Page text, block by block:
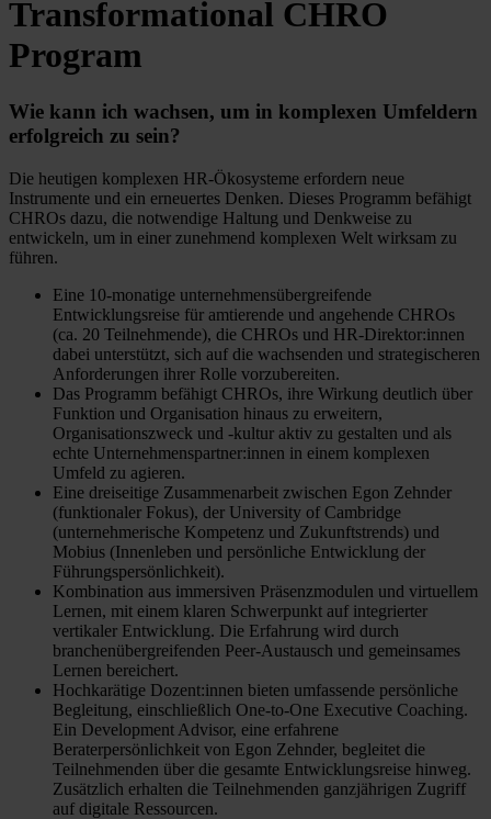
Transformational CHRO
Program
Wie kann ich wachsen, um in komplexen Umfeldern
erfolgreich zu sein?
Die heutigen komplexen HR-Ökosysteme erfordern neue
Instrumente und ein erneuertes Denken. Dieses Programm befähigt
CHROs dazu, die notwendige Haltung und Denkweise zu
entwickeln, um in einer zunehmend komplexen Welt wirksam zu
führen.
Eine 10-monatige unternehmensübergreifende
Entwicklungsreise für amtierende und angehende CHROs
(ca. 20 Teilnehmende), die CHROs und HR-Direktor:innen
dabei unterstützt, sich auf die wachsenden und strategischeren
Anforderungen ihrer Rolle vorzubereiten.
Das Programm befähigt CHROs, ihre Wirkung deutlich über
Funktion und Organisation hinaus zu erweitern,
Organisationszweck und -kultur aktiv zu gestalten und als
echte Unternehmenspartner:innen in einem komplexen
Umfeld zu agieren.
Eine dreiseitige Zusammenarbeit zwischen Egon Zehnder
(funktionaler Fokus), der University of Cambridge
(unternehmerische Kompetenz und Zukunftstrends) und
Mobius (Innenleben und persönliche Entwicklung der
Führungspersönlichkeit).
Kombination aus immersiven Präsenzmodulen und virtuellem
Lernen, mit einem klaren Schwerpunkt auf integrierter
vertikaler Entwicklung. Die Erfahrung wird durch
branchenübergreifenden Peer-Austausch und gemeinsames
Lernen bereichert.
Hochkarätige Dozent:innen bieten umfassende persönliche
Begleitung, einschließlich One-to-One Executive Coaching.
Ein Development Advisor, eine erfahrene
Beraterpersönlichkeit von Egon Zehnder, begleitet die
Teilnehmenden über die gesamte Entwicklungsreise hinweg.
Zusätzlich erhalten die Teilnehmenden ganzjährigen Zugriff
auf digitale Ressourcen.